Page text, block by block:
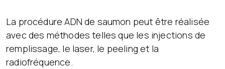
La procédure ADN de saumon peut être réalisée
avec des méthodes telles que les injections de
remplissage, le laser, le peeling et la
radiofréquence.